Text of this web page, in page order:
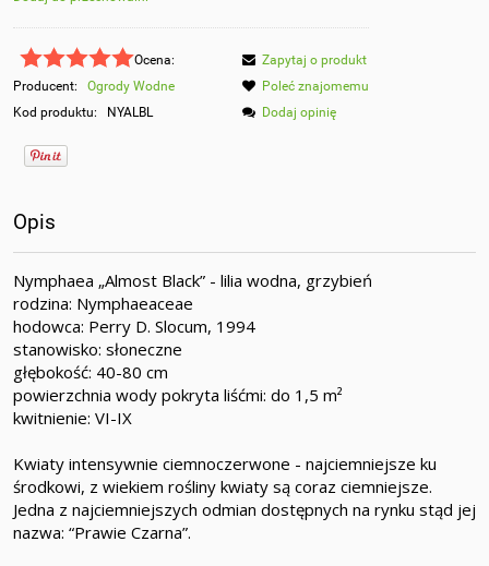
Ocena:
Producent:
Ogrody Wodne
Kod produktu:
NYALBL
Zapytaj o produkt
Poleć znajomemu
Dodaj opinię
Opis
Nymphaea „Almost Black” - lilia wodna, grzybień
rodzina: Nymphaeaceae
hodowca: Perry D. Slocum, 1994
stanowisko: słoneczne
głębokość: 40-80 cm
powierzchnia wody pokryta liśćmi: do 1,5 m²
kwitnienie: VI-IX
Kwiaty intensywnie ciemnoczerwone - najciemniejsze ku
środkowi, z wiekiem rośliny kwiaty są coraz ciemniejsze.
Jedna z najciemniejszych odmian dostępnych na rynku stąd jej
nazwa: “Prawie Czarna”.